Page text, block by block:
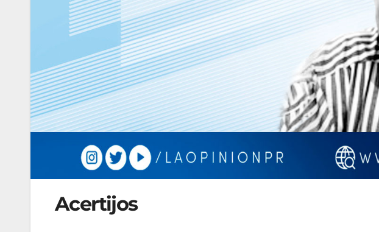
Acertijos